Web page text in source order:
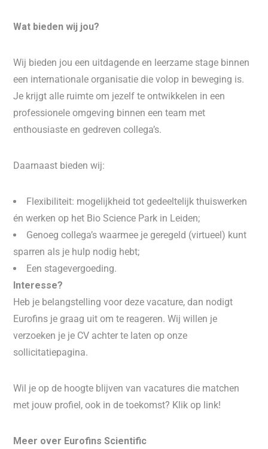
Wat bieden wij jou?
Wij bieden jou een uitdagende en leerzame stage binnen
een internationale organisatie die volop in beweging is.
Je krijgt alle ruimte om jezelf te ontwikkelen in een
professionele omgeving binnen een team met
enthousiaste en gedreven collega’s.
Daarnaast bieden wij:
Flexibiliteit: mogelijkheid tot gedeeltelijk thuiswerken
én werken op het Bio Science Park in Leiden;
Genoeg collega’s waarmee je geregeld (virtueel) kunt
sparren als je hulp nodig hebt;
Een stagevergoeding.
Interesse?
Heb je belangstelling voor deze vacature, dan nodigt
Eurofins je graag uit om te reageren. Wij willen je
verzoeken je je CV achter te laten op onze
sollicitatiepagina.
Wil je op de hoogte blijven van vacatures die matchen
met jouw profiel, ook in de toekomst? Klik op link!
Meer over Eurofins Scientific